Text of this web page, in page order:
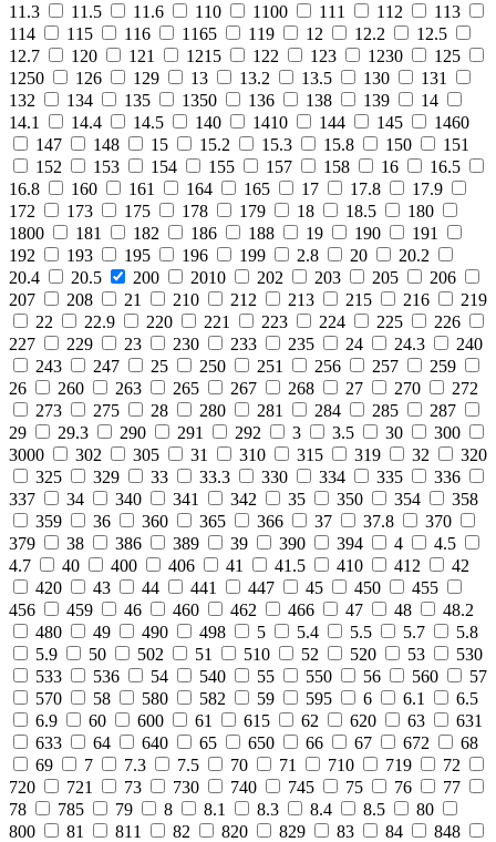
11.3
11.5 11.6 110 1100 111 112
113
114
115 116 1165 119 12 12.2
12.5
12.7
120 121 1215 122 123 1230
125
1250
126 129 13 13.2 13.5 130
131
132
134 135 1350 136 138 139
14
14.1
14.4 14.5 140 1410 144 145
1460
147
148 15 15.2 15.3 15.8 150
151
152
153 154 155 157 158 16
16.5
16.8
160 161 164 165 17 17.8
17.9
172
173 175 178 179 18 18.5
180
1800
181 182 186 188 19 190
191
192
193 195 196 199 2.8 20
20.2
20.4
20.5 200 2010 202 203 205
206
207
208 21 210 212 213 215 216
219
22
22.9 220 221 223 224 225
226
227
229 23 230 233 235 24 24.3
240
243
247 25 250 251 256 257
259
26
260 263 265 267 268 27 270
272
273
275 28 280 281 284 285
287
29
29.3 290 291 292 3 3.5 30
300
3000
302 305 31 310 315 319 32
320
325
329 33 33.3 330 334 335
336
337
34 340 341 342 35 350 354
358
359
36 360 365 366 37 37.8
370
379
38 386 389 39 390 394 4
4.5
4.7
40 400 406 41 41.5 410 412
42
420
43 44 441 447 45 450
455
456
459 46 460 462 466 47 48
48.2
480
49 490 498 5 5.4 5.5 5.7
5.8
5.9
50 502 51 510 52 520 53
530
533
536 54 540 55 550 56 560
57
570
58 580 582 59 595 6 6.1
6.5
6.9
60 600 61 615 62 620 63
631
633
64 640 65 650 66 67 672
68
69
7 7.3 7.5 70 71 710 719
72
720
721 73 730 740 745 75 76
77
78
785 79 8 8.1 8.3 8.4 8.5
80
800
81 811 82 820 829 83 84
848